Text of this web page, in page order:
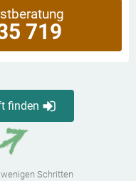
719
finden
Schritten